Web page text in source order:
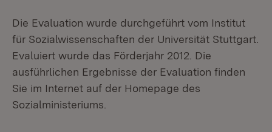
Die Evaluation wurde durchgeführt vom Institut
für Sozialwissenschaften der Universität Stuttgart.
Evaluiert wurde das Förderjahr 2012. Die
ausführlichen Ergebnisse der Evaluation finden
Sie im Internet auf der Homepage des
Sozialministeriums.